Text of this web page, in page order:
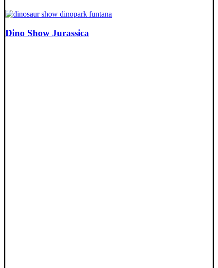
Dino Show Jurassica